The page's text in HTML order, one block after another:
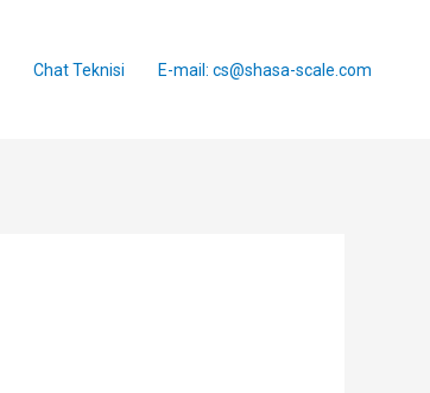
Chat Teknisi E-mail: cs@shasa-scale.com